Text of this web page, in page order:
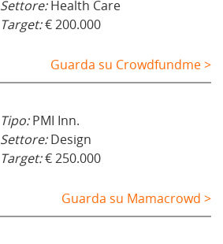
Settore:Health Care
Target:€ 200.000
Guarda su Crowdfundme >
Tipo:PMI Inn.
Settore:Design
Target:€ 250.000
Guarda su Mamacrowd >